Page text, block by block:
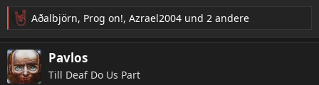
R
e
a
k
t
Aðalbjörn, Prog on!, Azrael2004 und 2 andere
Pavlos
Till Deaf Do Us Part